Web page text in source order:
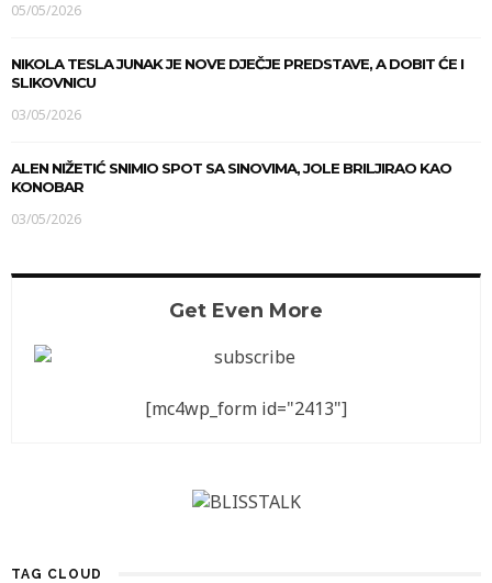
05/05/2026
NIKOLA TESLA JUNAK JE NOVE DJEČJE PREDSTAVE, A DOBIT ĆE I
SLIKOVNICU
03/05/2026
ALEN NIŽETIĆ SNIMIO SPOT SA SINOVIMA, JOLE BRILJIRAO KAO
KONOBAR
03/05/2026
Get Even More
[mc4wp_form id="2413"]
TAG CLOUD